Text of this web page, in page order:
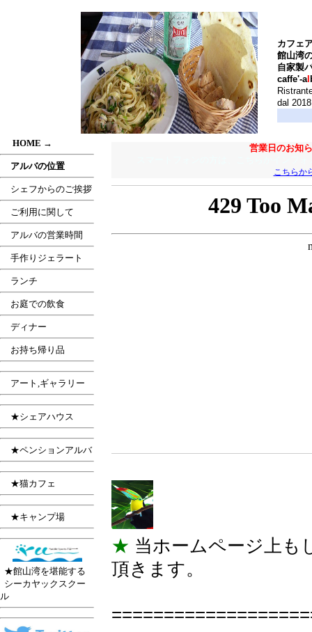
カフェ
館山湾
自家製
caffe'-al
dal 2018
HOME →
アルバの位置
シェフからのご挨拶
ご利用に関して
アルバの営業時間
手作りジェラート
ランチ
お庭での飲食
ディナー
お持ち帰り品
アート,ギャラリー
★シェアハウス
★ペンションアルバ
★猫カフェ
★キャンプ場
★館山湾を堪能する
シーカヤックスクー
ル
営業日のお知
こちらか
★ 当ホームページ上も
頂きます。